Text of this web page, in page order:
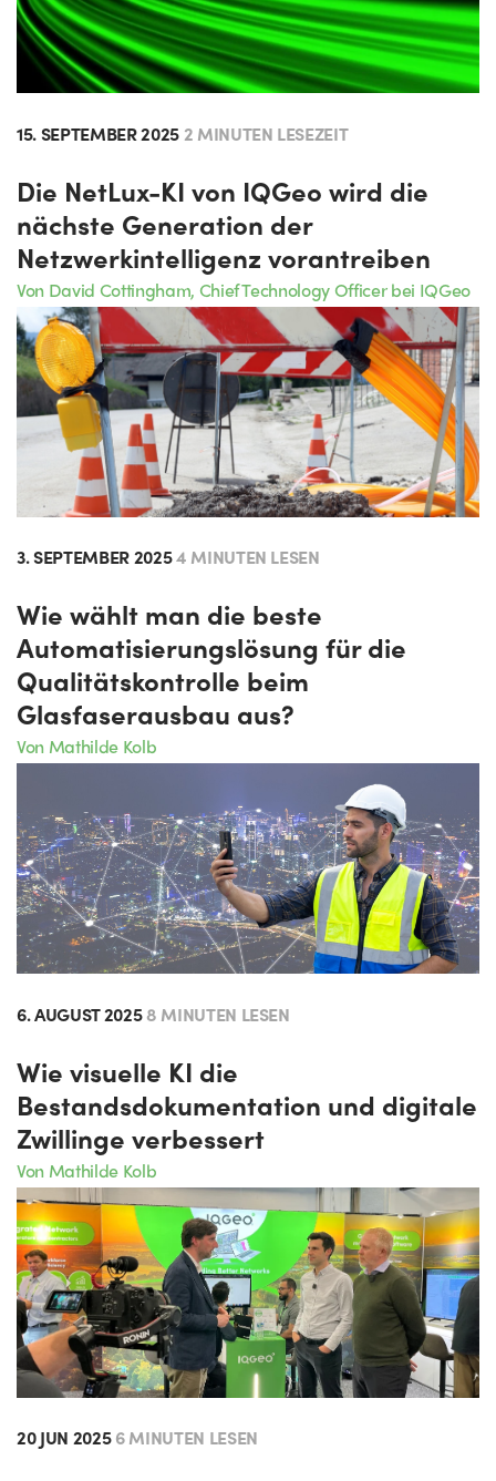
15. SEPTEMBER 20252 MINUTEN LESEZEIT
Die NetLux-KI von IQGeo wird die
nächste Generation der
Netzwerkintelligenz vorantreiben
Von David Cottingham, Chief Technology Officer bei IQGeo
3. SEPTEMBER 20254 MINUTEN LESEN
Wie wählt man die beste
Automatisierungslösung für die
Qualitätskontrolle beim
Glasfaserausbau aus?
Von Mathilde Kolb
6. AUGUST 20258 MINUTEN LESEN
Wie visuelle KI die
Bestandsdokumentation und digitale
Zwillinge verbessert
Von Mathilde Kolb
20 JUN 20256 MINUTEN LESEN